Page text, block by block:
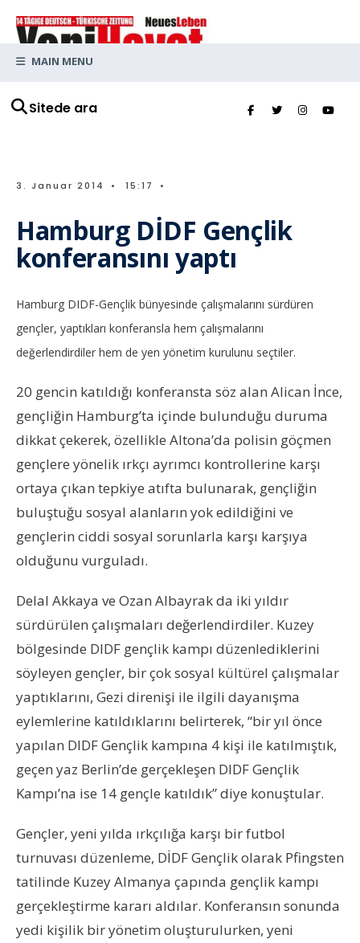
Sitede ara
MAIN MENU
3. Januar 2014 • 15:17 •
Hamburg DİDF Gençlik
konferansını yaptı
Hamburg DIDF-Gençlik bünyesinde çalışmalarını sürdüren
gençler, yaptıkları konferansla hem çalışmalarını
değerlendirdiler hem de yen yönetim kurulunu seçtiler.
20 gencin katıldığı konferansta söz alan Alican İnce,
gençliğin Hamburg’ta içinde bulunduğu duruma
dikkat çekerek, özellikle Altona’da polisin göçmen
gençlere yönelik ırkçı ayrımcı kontrollerine karşı
ortaya çıkan tepkiye atıfta bulunarak, gençliğin
buluştuğu sosyal alanların yok edildiğini ve
gençlerin ciddi sosyal sorunlarla karşı karşıya
olduğunu vurguladı.
Delal Akkaya ve Ozan Albayrak da iki yıldır
sürdürülen çalışmaları değerlendirdiler. Kuzey
bölgesinde DIDF gençlik kampı düzenlediklerini
söyleyen gençler, bir çok sosyal kültürel çalışmalar
yaptıklarını, Gezi direnişi ile ilgili dayanışma
eylemlerine katıldıklarını belirterek, “bir yıl önce
yapılan DIDF Gençlik kampına 4 kişi ile katılmıştık,
geçen yaz Berlin’de gerçekleşen DIDF Gençlik
Kampı’na ise 14 gençle katıldık” diye konuştular.
Gençler, yeni yılda ırkçılığa karşı bir futbol
turnuvası düzenleme, DİDF Gençlik olarak Pfingsten
tatilinde Kuzey Almanya çapında gençlik kampı
gerçekleştirme kararı aldılar. Konferansın sonunda
yedi kişilik bir yönetim oluşturulurken, yeni